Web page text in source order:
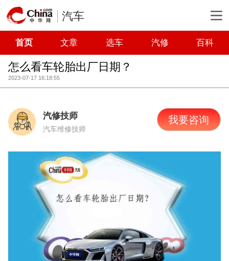
汽车
首页 文章 选车 汽修 百科
怎么看车轮胎出厂日期？
2023-07-17 16:18:55
汽修技师
汽车维修技师
我要咨询